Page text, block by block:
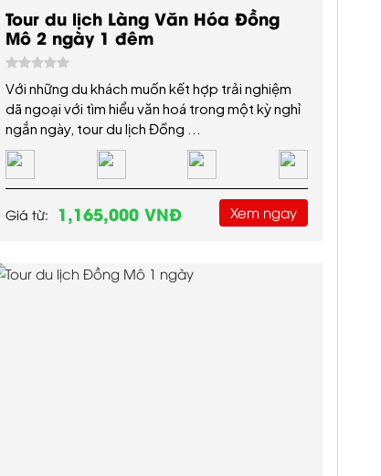
Tour du lịch Làng Văn Hóa Đồng
Mô 2 ngày 1 đêm
Với những du khách muốn kết hợp trải nghiệm
dã ngoại với tìm hiểu văn hoá trong một kỳ nghỉ
ngắn ngày, tour du lịch Đồng ...
Giá từ: 1,165,000 VNĐ Xem ngay